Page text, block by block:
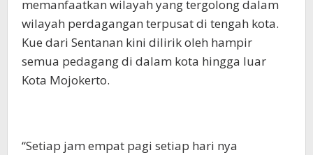
memanfaatkan wilayah yang tergolong dalam
wilayah perdagangan terpusat di tengah kota.
Kue dari Sentanan kini dilirik oleh hampir
semua pedagang di dalam kota hingga luar
Kota Mojokerto.
“Setiap jam empat pagi setiap hari nya